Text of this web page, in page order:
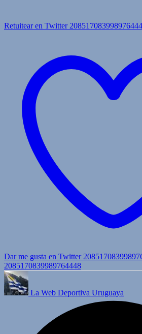
Retuitear en Twitter
Dar me gusta en Twitter
2085170839989764448
La Web Deportiva Uruguaya